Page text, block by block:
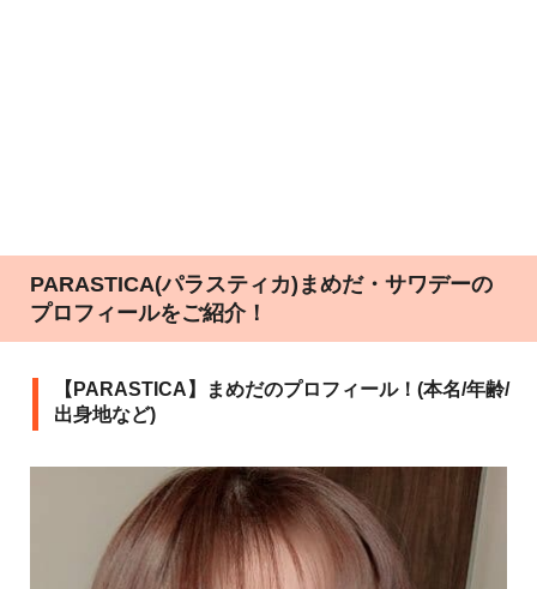
PARASTICA(パラスティカ)まめだ・サワデーの
プロフィールをご紹介！
【PARASTICA】まめだのプロフィール！(本名/年齢/
出身地など)